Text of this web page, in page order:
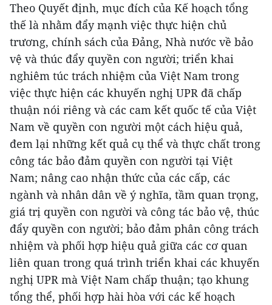
Theo Quyết định, mục đích của Kế hoạch tổng
thế là nhằm đẩy mạnh việc thực hiện chủ
trương, chính sách của Đảng, Nhà nước về bảo
vệ và thúc đẩy quyền con người; triển khai
nghiêm túc trách nhiệm của Việt Nam trong
việc thực hiện các khuyến nghị UPR đã chấp
thuận nói riêng và các cam kết quốc tế của Việt
Nam về quyền con người một cách hiệu quả,
đem lại những kết quả cụ thể và thực chất trong
công tác bảo đảm quyền con người tại Việt
Nam; nâng cao nhận thức của các cấp, các
ngành và nhân dân về ý nghĩa, tầm quan trọng,
giá trị quyền con người và công tác bảo vệ, thúc
đẩy quyền con người; bảo đảm phân công trách
nhiệm và phối hợp hiệu quả giữa các cơ quan
liên quan trong quá trình triển khai các khuyến
nghị UPR mà Việt Nam chấp thuận; tạo khung
tổng thể, phối hợp hài hòa với các kế hoạch